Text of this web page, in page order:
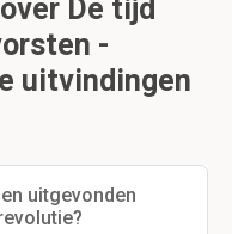
De tijd
-
uitvindingen
uitgevonden